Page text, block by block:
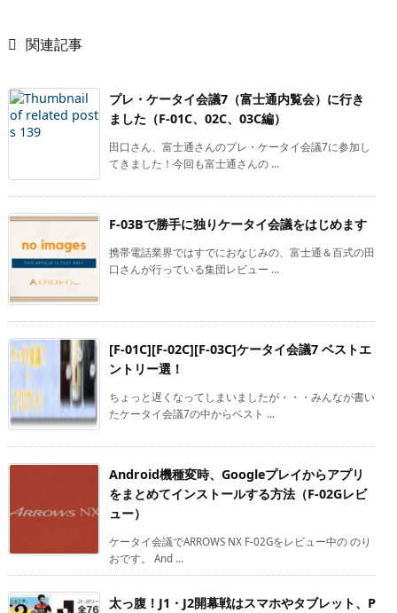
 関連記事
プレ・ケータイ会議7（富士通内覧会）に行き
ました（F-01C、02C、03C編）
田口さん、富士通さんのプレ・ケータイ会議7に参加し
てきました！今回も富士通さんの ...
F-03Bで勝手に独りケータイ会議をはじめます
携帯電話業界ではすでにおなじみの、富士通＆百式の田
口さんが行っている集団レビュー ...
[F-01C][F-02C][F-03C]ケータイ会議7 ベストエ
ントリー選！
ちょっと遅くなってしまいましたが・・・みんなが書い
たケータイ会議7の中からベスト ...
Android機種変時、Googleプレイからアプリ
をまとめてインストールする方法（F-02Gレビ
ュー）
ケータイ会議でARROWS NX F-02Gをレビュー中の のり
おです。 And ...
太っ腹！J1・J2開幕戦はスマホやタブレット、P